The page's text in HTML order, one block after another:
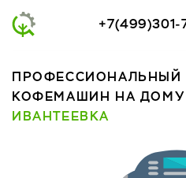
+7(499)301-
ПРОФЕССИОНАЛЬНЫЙ
КОФЕМАШИН НА ДОМУ
ИВАНТЕЕВКА